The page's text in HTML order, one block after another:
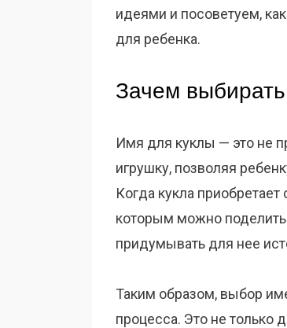
идеями и посоветуем,
для ребенка.
Зачем
Имя для куклы — это не
игрушку, позволяя
Когда кукла
которым можно
придумывать для нее
Таким образом, выбор
процесса. Это не только